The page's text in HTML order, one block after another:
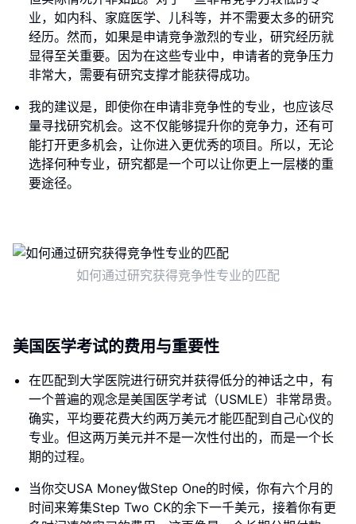
业，如内科、家庭医学、儿科等，并不需要太多的研究
经历。然而，如果是申请竞争激烈的专业，研究经历就
显得至关重要。因为在这些专业中，申请者的竞争压力
非常大，需要有研究支撑才能获得成功。
我的建议是，即使你在申请非竞争性的专业，也应该尽
量寻找研究机会。这不仅能够提升你的竞争力，还有可
能打开更多机会，让你进入更优秀的项目。所以，无论
选择何种专业，研究都是一个可以让你更上一层楼的重
要途径。
如何通过研究获得竞争性专业的匹配
美国医学考试的费用与重要性
在匹配到大学医院进行研究并获得低分的神话之中，有
一个普遍的观念是美国医学考试（USMLE）非常昂贵。
确实，平均要花费大约两万美元才能匹配到自己心仪的
专业。但这两万美元并不是一次性付出的，而是一个长
期的过程。
当你交USA Money做Step One的时候，你有六个月的
时间来筹集Step Two CK的余下一千美元，接着你有更